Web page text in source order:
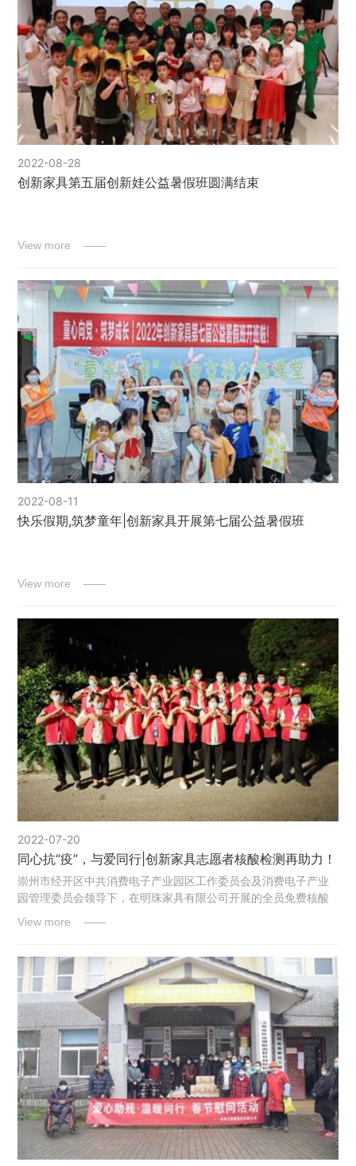
2022-08-28
创新家具第五届创新娃公益暑假班圆满结束
View more ——
2022-08-11
快乐假期,筑梦童年|创新家具开展第七届公益暑假班
View more ——
2022-07-20
同心抗“疫”，与爱同行|创新家具志愿者核酸检测再助力！
崇州市经开区中共消费电子产业园区工作委员会及消费电子产业
园管理委员会领导下，在明珠家具有限公司开展的全员免费核酸
View more ——